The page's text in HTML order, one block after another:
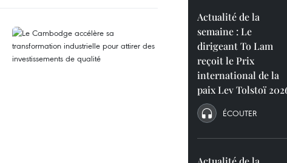
Actualité de la
semaine : Le
dirigeant To Lam
reçoit le Prix
international de la
paix Lev Tolstoï
ÉCOUTER